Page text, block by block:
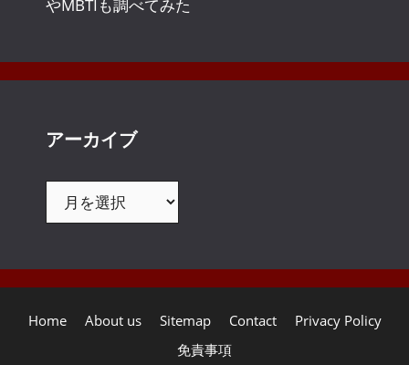
やMBTIも調べてみた
アーカイブ
ブ
Home About us Sitemap Contact
Privacy Policy
免責事項